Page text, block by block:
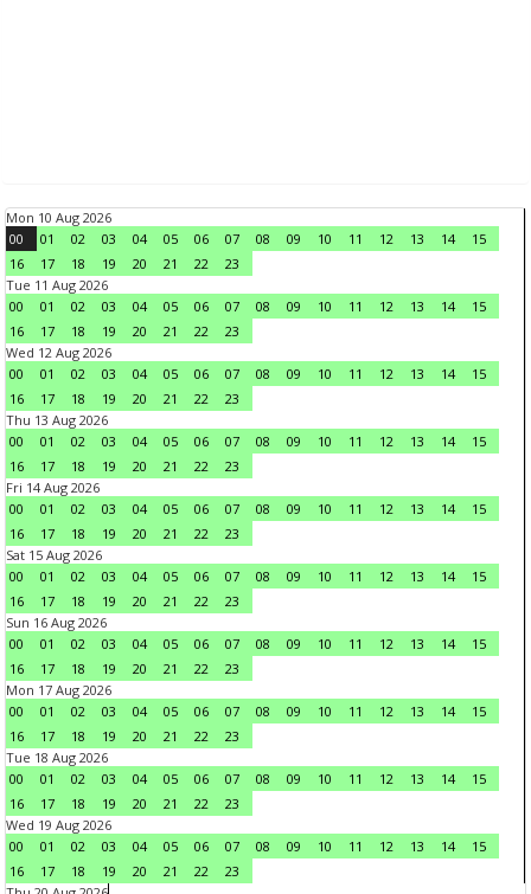
Mon 10 Aug 2026
00
01 02 03 04 05 06 07 08 09 10 11 12 13 14
15
16
17 18 19 20 21 22
23
Tue 11 Aug 2026
00
01 02 03 04 05 06 07 08 09 10 11 12 13 14
15
16
17 18 19 20 21 22
23
Wed 12 Aug 2026
00
01 02 03 04 05 06 07 08 09 10 11 12 13 14
15
16
17 18 19 20 21 22
23
Thu 13 Aug 2026
00
01 02 03 04 05 06 07 08 09 10 11 12 13 14
15
16
17 18 19 20 21 22
23
Fri 14 Aug 2026
00
01 02 03 04 05 06 07 08 09 10 11 12 13 14
15
16
17 18 19 20 21 22
23
Sat 15 Aug 2026
00
01 02 03 04 05 06 07 08 09 10 11 12 13 14
15
16
17 18 19 20 21 22
23
Sun 16 Aug 2026
00
01 02 03 04 05 06 07 08 09 10 11 12 13 14
15
16
17 18 19 20 21 22
23
Mon 17 Aug 2026
00
01 02 03 04 05 06 07 08 09 10 11 12 13 14
15
16
17 18 19 20 21 22
23
Tue 18 Aug 2026
00
01 02 03 04 05 06 07 08 09 10 11 12 13 14
15
16
17 18 19 20 21 22
23
Wed 19 Aug 2026
00
01 02 03 04 05 06 07 08 09 10 11 12 13 14
15
16
17 18 19 20 21 22
23